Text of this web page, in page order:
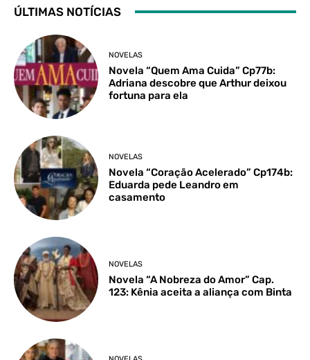
ÚLTIMAS NOTÍCIAS
NOVELAS
Novela “Quem Ama Cuida” Cp77b:
Adriana descobre que Arthur deixou
fortuna para ela
NOVELAS
Novela “Coração Acelerado” Cp174b:
Eduarda pede Leandro em
casamento
NOVELAS
Novela “A Nobreza do Amor” Cap.
123: Kênia aceita a aliança com Binta